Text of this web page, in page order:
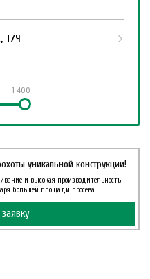
уникальной конструкции!
и высокая производительность
большей площади просева.
Т/Ч
1 400